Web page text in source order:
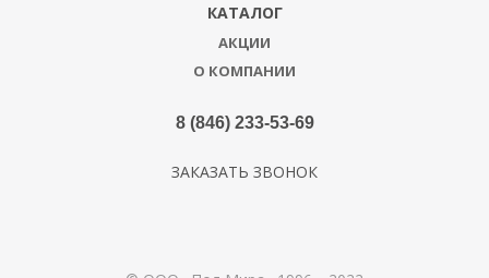
КАТАЛОГ
АКЦИИ
О КОМПАНИИ
8 (846) 233-53-69
ЗАКАЗАТЬ ЗВОНОК